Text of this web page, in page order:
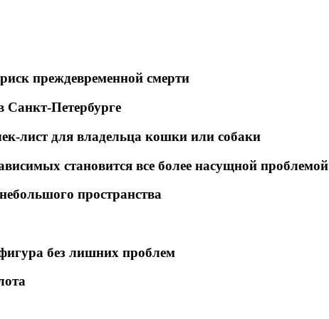
преждевременной смерти
Санкт-Петербурге
лист для владельца кошки или собаки
становится все более насущной проблемой
пространства
без лишних проблем